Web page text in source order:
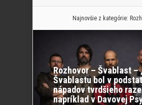
Najnovšie z kategórie:
Rozhovor – Švablast –
Švablastu bol v
nápadov tvrdšieho
napríklad v Davovej